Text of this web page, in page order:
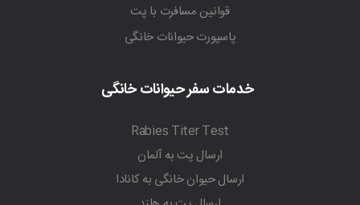
قوانین مسافرت با پت
پاسپورت حیوانات خانگی
خدمات سفر حیوانات خانگی
Rabies Titer Test
ارسال پت به آلمان
ارسال حیوان خانگی به کانادا